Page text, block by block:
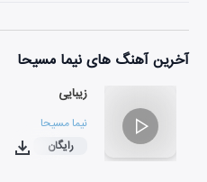
آخرین آهنگ های نیما مسیحا
زیبایی
نیما مسیحا
۰۳:۲۲
رایگان